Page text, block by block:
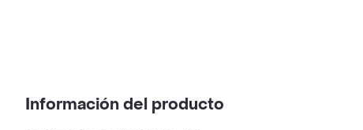
Información del producto